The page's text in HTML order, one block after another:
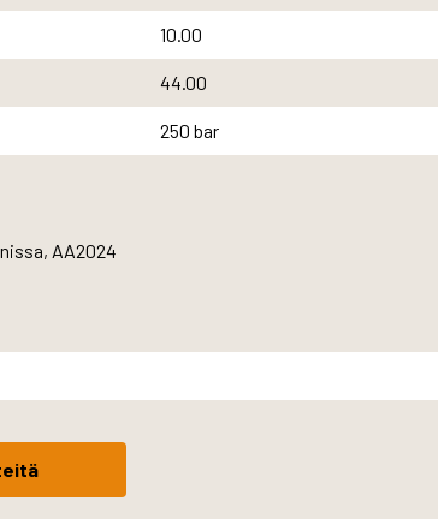
10.00
44.00
250 bar
AA2024